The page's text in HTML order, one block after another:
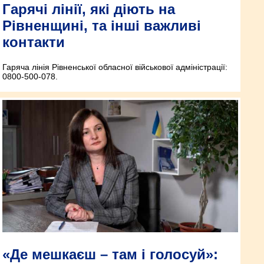
Гарячі лінії, які діють на
Рівненщині, та інші важливі
контакти
Гаряча лінія Рівненської обласної військової адміністрації:
0800-500-078.
«Де мешкаєш – там і голосуй»: